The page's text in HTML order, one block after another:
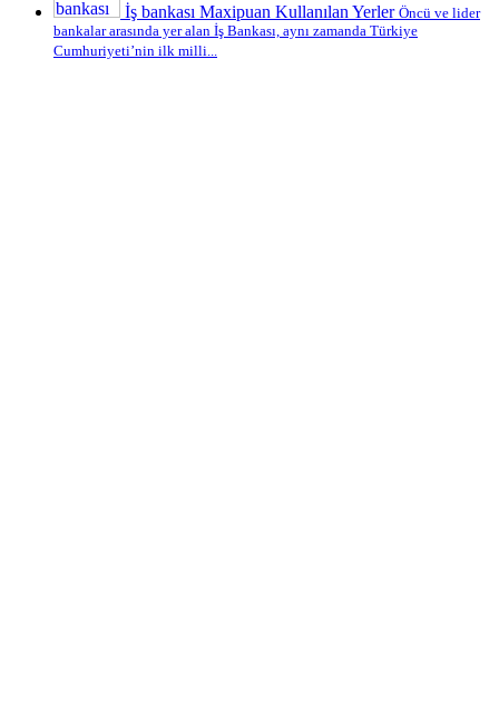
İş bankası Maxipuan Kullanılan Yerler Öncü ve lider
bankalar arasında yer alan İş Bankası, aynı zamanda Türkiye
Cumhuriyeti’nin ilk milli...